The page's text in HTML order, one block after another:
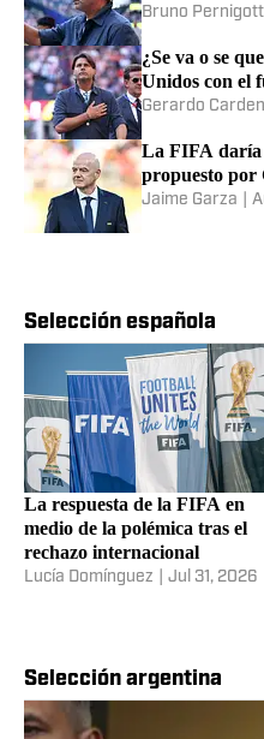
Bruno
¿Se va o se
Unidos con el
Gerardo
La FIFA daría
propuesto
Jaime Garza
Selección española
La respuesta de la FIFA en
medio de la polémica tras el
rechazo internacional
Lucía Domínguez Jul 31, 2026
Selección argentina